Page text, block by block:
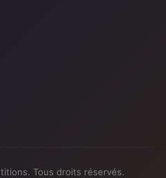
Tous droits réservés.